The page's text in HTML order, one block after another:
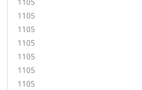
1105
1105
1105
1105
1105
1105